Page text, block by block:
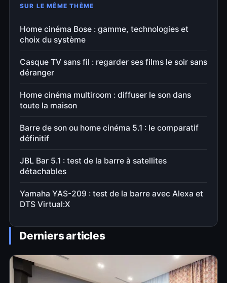
SUR LE MÊME THÈME
Home cinéma Bose : gamme, technologies et
choix du système
Casque TV sans fil : regarder ses films le soir sans
déranger
Home cinéma multiroom : diffuser le son dans
toute la maison
Barre de son ou home cinéma 5.1 : le comparatif
définitif
JBL Bar 5.1 : test de la barre à satellites
détachables
Yamaha YAS-209 : test de la barre avec Alexa et
DTS Virtual:X
Derniers articles